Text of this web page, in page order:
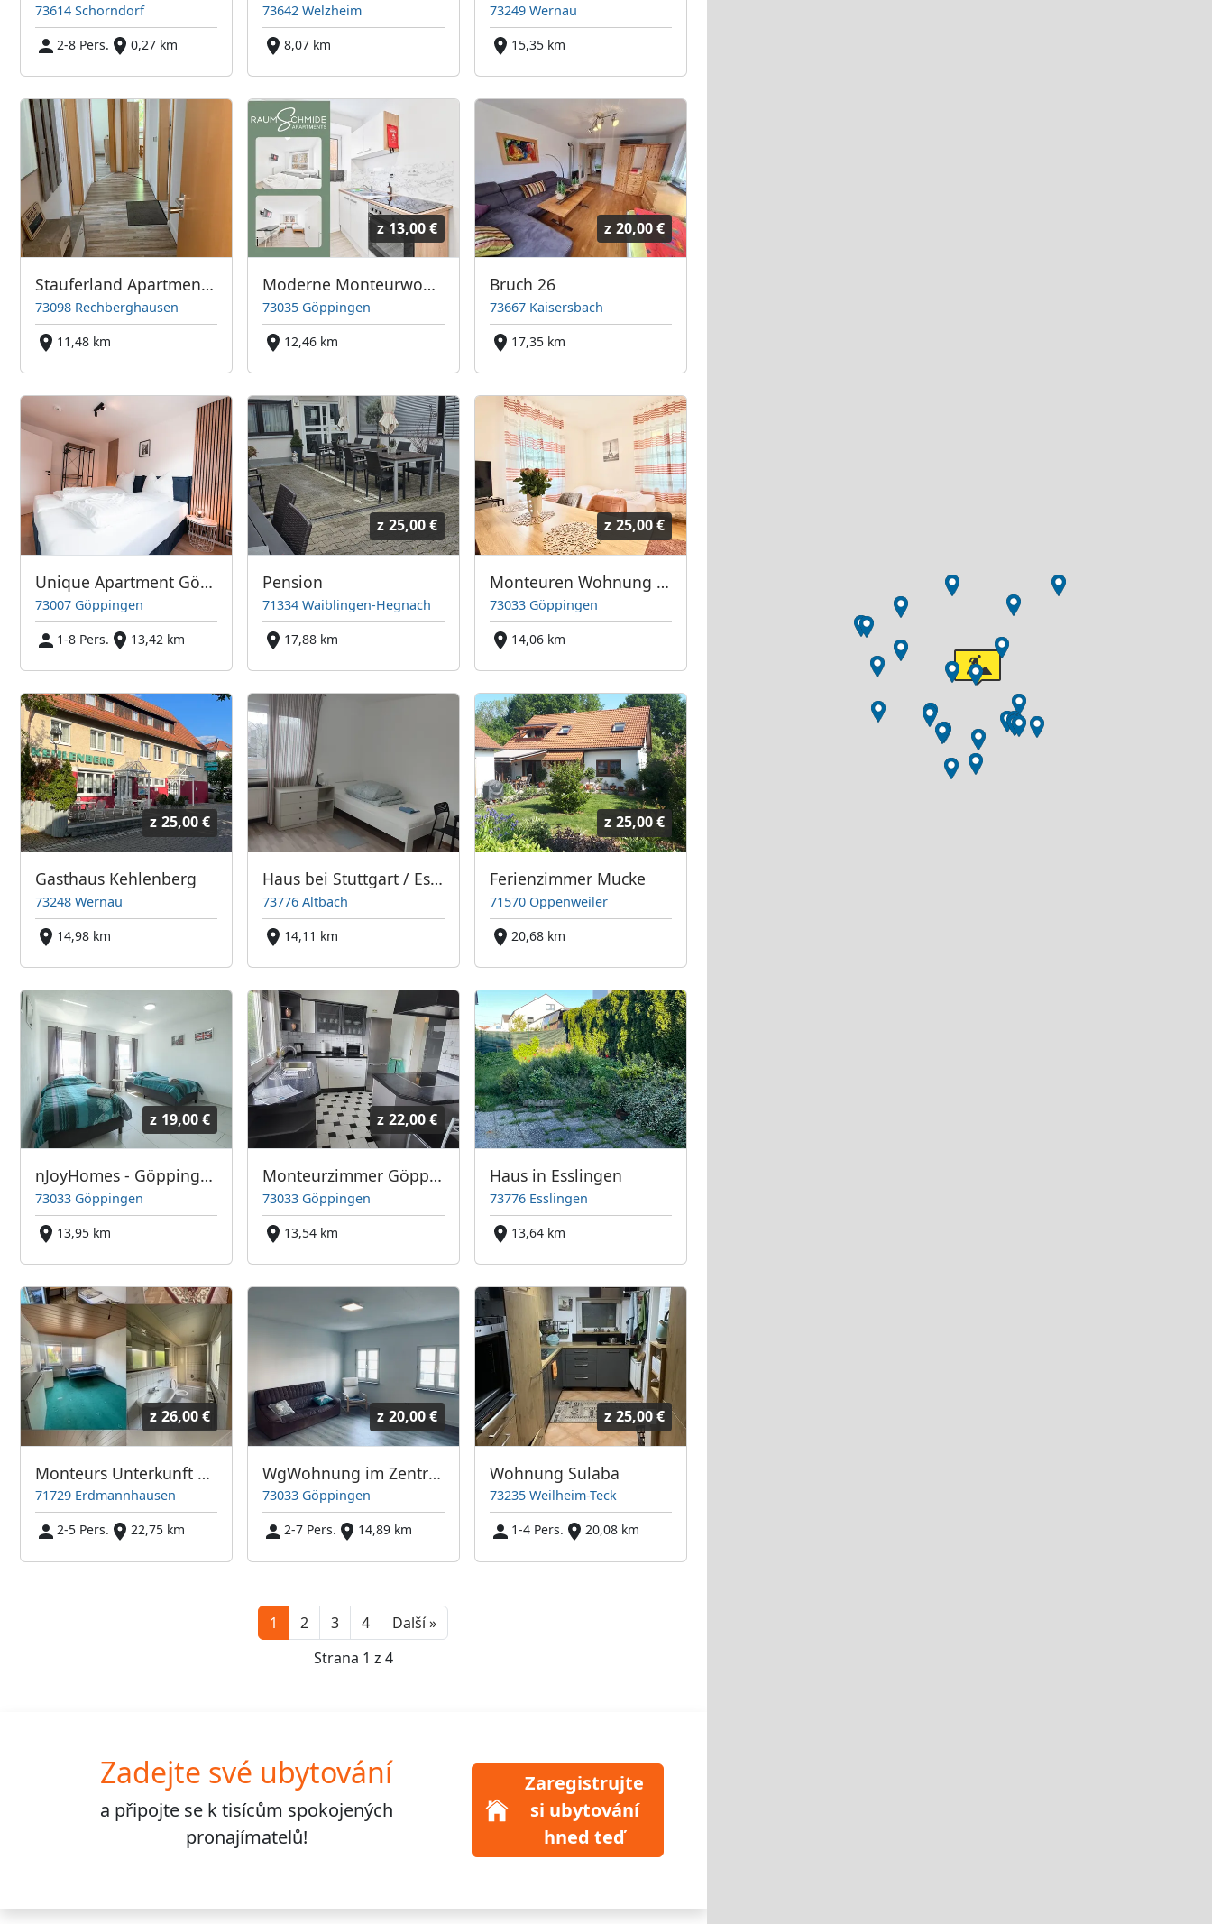
73614 Schorndorf
2-8 Pers.
0,27 km
73642 Welzheim
8,07 km
73249 Wernau
15,35 km
Stauferland Apartments Rechberghausen
73098 Rechberghausen
11,48 km
z 13,00 €
Moderne Monteurwohnungen Göppingen RAUMSCHMIDE
73035 Göppingen
12,46 km
z 20,00 €
Bruch 26
73667 Kaisersbach
17,35 km
Unique Apartment Göppingen
73007 Göppingen
1-8 Pers.
13,42 km
z 25,00 €
Pension
71334 Waiblingen-Hegnach
17,88 km
z 25,00 €
Monteuren Wohnung Göppingen
73033 Göppingen
14,06 km
z 25,00 €
Gasthaus Kehlenberg
73248 Wernau
14,98 km
Haus bei Stuttgart / Esslingen
73776 Altbach
14,11 km
z 25,00 €
Ferienzimmer Mucke
71570 Oppenweiler
20,68 km
z 19,00 €
nJoyHomes - Göppingen - zwischen Stuttgart und Ulm bis 14 P.
73033 Göppingen
13,95 km
z 22,00 €
Monteurzimmer Göppingen
73033 Göppingen
13,54 km
Haus in Esslingen
73776 Esslingen
13,64 km
z 26,00 €
Monteurs Unterkunft mit allem drum und dran
71729 Erdmannhausen
2-5 Pers.
22,75 km
z 20,00 €
WgWohnung im Zentrum Göppingen
73033 Göppingen
2-7 Pers.
14,89 km
z 25,00 €
Wohnung Sulaba
73235 Weilheim-Teck
1-4 Pers.
20,08 km
1 2 3 4 Další »Next
Strana 1 z 4
Zadejte své ubytování
a připojte se ktisícům spokojených
pronajímatelů!
Zaregistrujte
si ubytování
hned teď